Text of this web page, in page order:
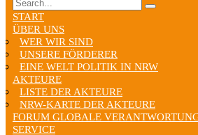
START
ÜBER UNS
WER WIR SIND
UNSERE FÖRDERER
EINE WELT POLITIK IN NRW
AKTEURE
LISTE DER AKTEURE
NRW-KARTE DER AKTEURE
FORUM GLOBALE
SERVICE